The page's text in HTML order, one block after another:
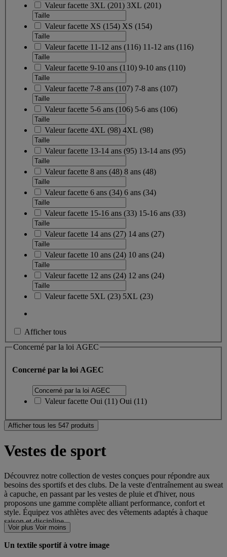
Valeur facette 3XL (201) 3XL (201)
Valeur facette XS (154) XS (154)
Valeur facette 11-12 ans (116) 11-12 ans (116)
Valeur facette 9-10 ans (110) 9-10 ans (110)
Valeur facette 7-8 ans (107) 7-8 ans (107)
Valeur facette 5-6 ans (106) 5-6 ans (106)
Valeur facette 4XL (98) 4XL (98)
Valeur facette 13-14 ans (95) 13-14 ans (95)
Valeur facette 8 ans (48) 8 ans (48)
Valeur facette 6 ans (34) 6 ans (34)
Valeur facette 15-16 ans (33) 15-16 ans (33)
Valeur facette 14 ans (27) 14 ans (27)
Valeur facette 10 ans (24) 10 ans (24)
Valeur facette 12 ans (24) 12 ans (24)
Valeur facette 5XL (23) 5XL (23)
Afficher tous
Concerné par la loi AGEC
Concerné par la loi AGEC
Valeur facette Oui (11) Oui (11)
Afficher tous les 547 produits
Vestes de sport
Découvrez notre collection de vestes conçues pour répondre aux
besoins des sportifs et des clubs. De la veste d'entraînement au sweat
à capuche, en passant par les vestes de pluie et d'hiver, nous
proposons une gamme complète alliant performance, confort et
style. Équipez vos athlètes avec des vêtements adaptés à chaque
saison et discipline.
Voir plus Voir moins
Un textile sportif à votre image